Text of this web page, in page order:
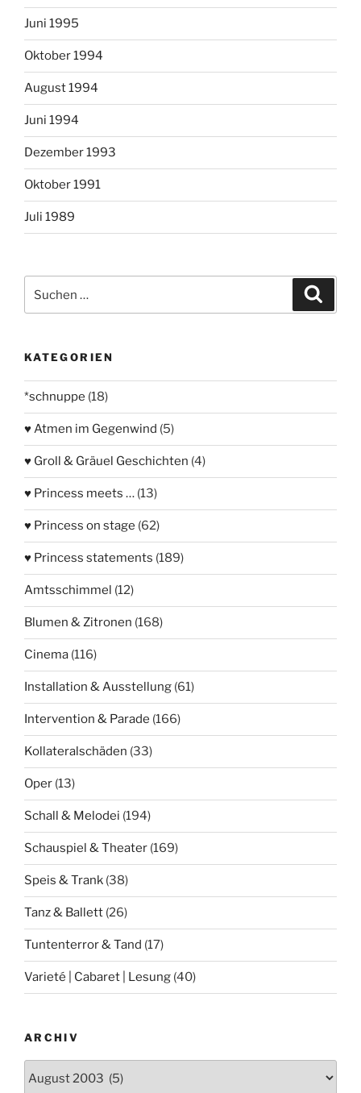
Juni 1995
Oktober 1994
August 1994
Juni 1994
Dezember 1993
Oktober 1991
Juli 1989
nach:
KATEGORIEN
*schnuppe (18)
♥ Atmen im Gegenwind (5)
♥ Groll & Gräuel Geschichten (4)
♥ Princess meets … (13)
♥ Princess on stage (62)
♥ Princess statements (189)
Amtsschimmel (12)
Blumen & Zitronen (168)
Cinema (116)
Installation & Ausstellung (61)
Intervention & Parade (166)
Kollateralschäden (33)
Oper (13)
Schall & Melodei (194)
Schauspiel & Theater (169)
Speis & Trank (38)
Tanz & Ballett (26)
Tuntenterror & Tand (17)
Varieté | Cabaret | Lesung (40)
ARCHIV